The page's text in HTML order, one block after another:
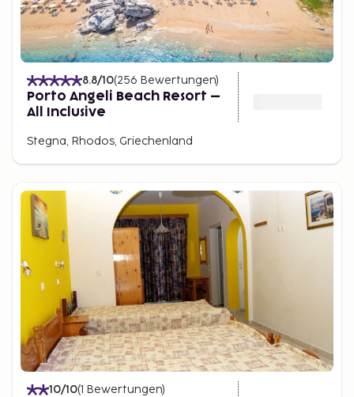
8.8/10(256 Bewertungen)
Porto Angeli Beach Resort –
All Inclusive
Stegna, Rhodos, Griechenland
10/10(1 Bewertungen)